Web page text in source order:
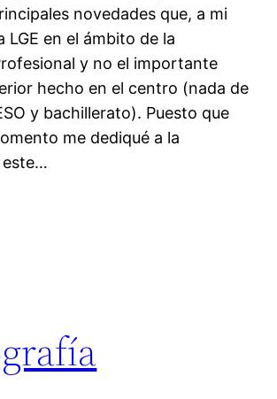
novedades que, a mi
LGE en el ámbito de la
y no el importante
hecho en el centro (nada de
y bachillerato). Puesto que
me dediqué a la
este…